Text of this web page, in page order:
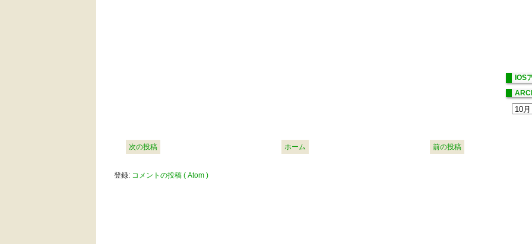
次の投稿 前の投稿
ホーム
登録: コメントの投稿 ( Atom )
IOS